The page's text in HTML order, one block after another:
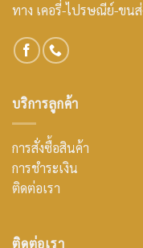
ทาง เคอรี่-ไปรษณีย์-ขนส่
บริการลูกค้า
การสั่งซื้อสินค้า
การชำระเงิน
ติดต่อเรา
ติดต่อเรา